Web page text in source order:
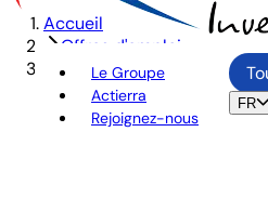
Le Groupe
Actierra
Rejoignez-nous
FR
Accueil
Offres d'emploi
CHEF DE PROJET EN